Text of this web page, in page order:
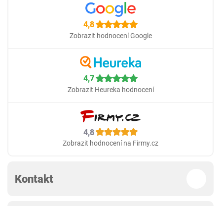
4,8
Zobrazit hodnocení Google
4,7
Zobrazit Heureka hodnocení
4,8
Zobrazit hodnocení na Firmy.cz
Kontakt